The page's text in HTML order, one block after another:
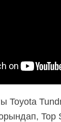
Toyota
Top